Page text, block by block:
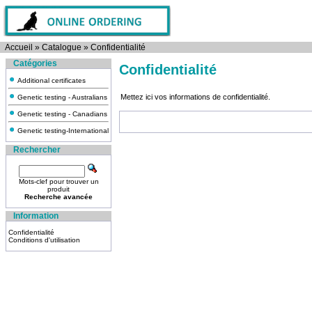
Accueil » Catalogue » Confidentialité
Catégories
Additional certificates
Genetic testing - Australians
Genetic testing - Canadians
Genetic testing-International
Rechercher
Mots-clef pour trouver un
produit
Recherche avancée
Information
Confidentialité
Conditions d'utilisation
Confidentialité
Mettez ici vos informations de confidentialité.